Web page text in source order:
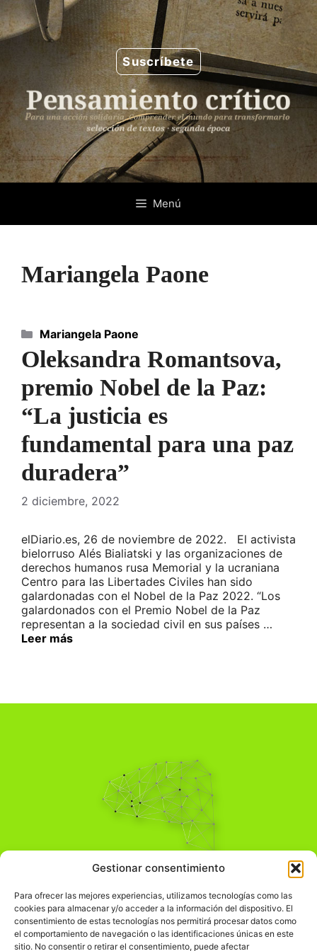
Gestionar consentimiento
Para ofrecer las mejores experiencias, utilizamos tecnologías como las
cookies para almacenar y/o acceder a la información del dispositivo. El
consentimiento de estas tecnologías nos permitirá procesar datos como
el comportamiento de navegación o las identificaciones únicas en este
sitio. No consentir o retirar el consentimiento, puede afectar
Saltar
al
contenido
Suscríbete
Menú
Mariangela Paone
Oleksandra Romantsova,
premio Nobel de la Paz:
“La justicia es
fundamental para una paz
duradera”
2 diciembre, 2022
elDiario.es, 26 de noviembre de 2022. El activista
bielorruso Alés Bialiatski y las organizaciones de
derechos humanos rusa Memorial y la ucraniana
Centro para las Libertades Civiles han sido
galardonadas con el Nobel de la Paz 2022. “Los
galardonados con el Premio Nobel de la Paz
representan a la sociedad civil en sus países …
Leer más
Categorías
Mariangela Paone
Pensamiento Crítico
Comprender el mundo para transformarlo.
Información Legal